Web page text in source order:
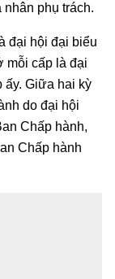
phụ trách.
đại hội đại biểu
mỗi cấp là đại
ấy. Giữa hai kỳ
do đại hội
Chấp hành,
Chấp hành